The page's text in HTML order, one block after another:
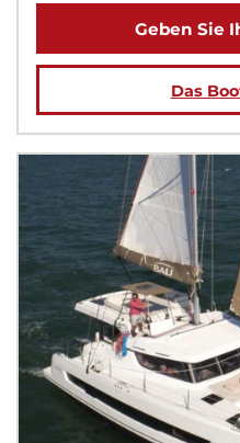
Geben Sie
Das